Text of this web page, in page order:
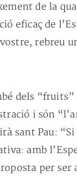
de la
eficaç de
rebreu
dels
i són
sant Pau:
amb
per ser